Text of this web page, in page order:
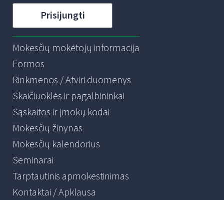
Prisijungti
Mokesčių mokėtojų informacija
Formos
Rinkmenos / Atviri duomenys
Skaičiuoklės ir pagalbininkai
Sąskaitos ir įmokų kodai
Mokesčių žinynas
Mokesčių kalendorius
Seminarai
Tarptautinis apmokestinimas
Kontaktai / Apklausa